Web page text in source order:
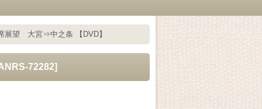
展望 大宮⇒中之条 【DVD】
72282]